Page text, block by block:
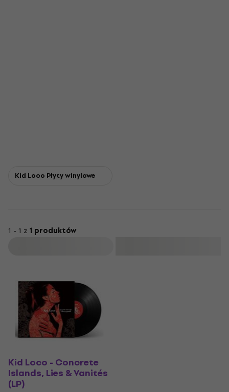
Kid Loco Płyty winylowe
1 - 1 z 1 produktów
Kid Loco - Concrete
Islands, Lies & Vanités
(LP)